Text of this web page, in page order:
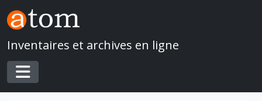
Skip to main content
Inventaires et archives en ligne
Toggle navigation